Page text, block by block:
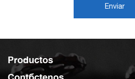
Enviar
Productos